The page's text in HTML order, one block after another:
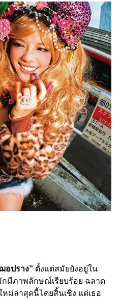
อปราง” ตั้งแต่สมัยยังอยู่ใน
กมีภาพลักษณ์เรียบร้อย ฉลาด
ม่ล่าสุดนี้โดยสิ้นเชิง แต่เธอ